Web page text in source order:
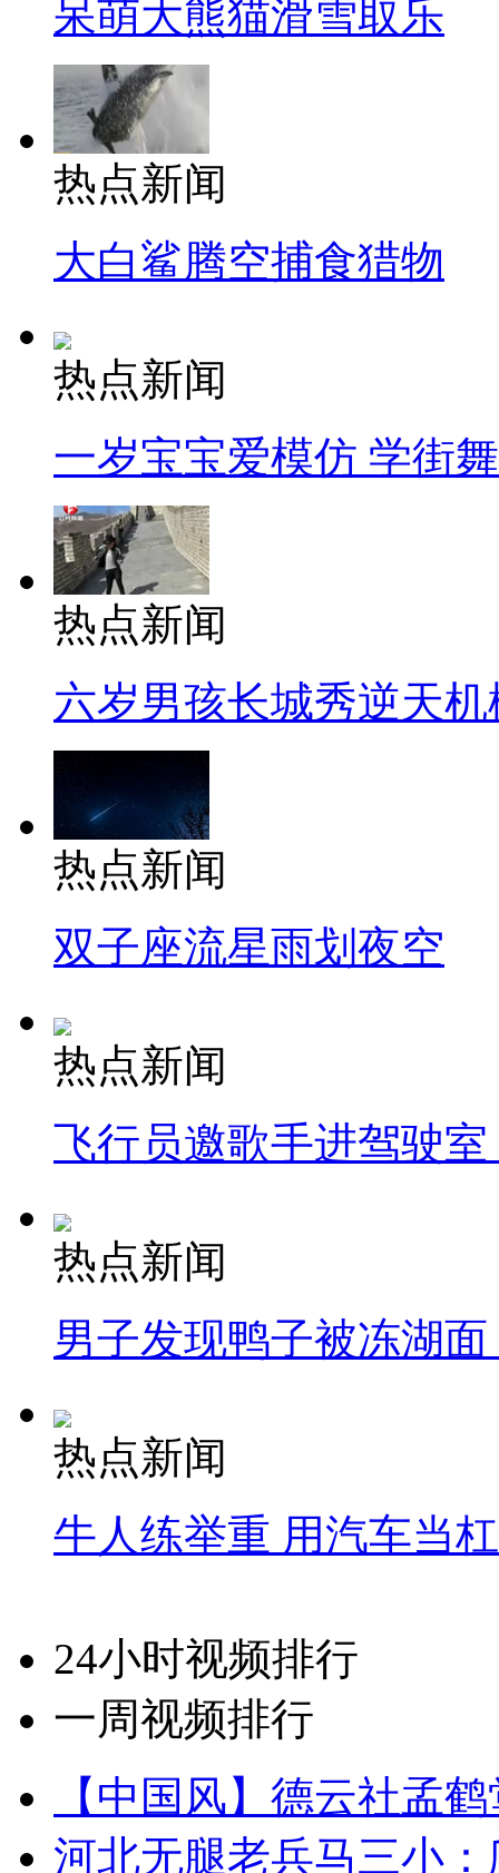
呆萌大熊猫滑雪取乐
热点新闻
大白鲨腾空捕食猎物
热点新闻
一岁宝宝爱模仿 学街
热点新闻
六岁男孩长城秀逆天机
热点新闻
双子座流星雨划夜空
热点新闻
飞行员邀歌手进驾驶
热点新闻
男子发现鸭子被冻湖
热点新闻
牛人练举重 用汽车当
24小时视频排行
一周视频排行
【中国风】德云社孟
河北无腿老兵马三小